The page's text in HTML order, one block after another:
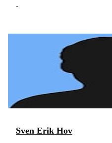
-
Sven Erik Hov